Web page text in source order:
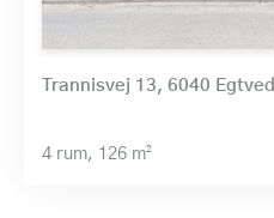
Trannisvej 13, 6040 Egtved
4 rum, 126 m²